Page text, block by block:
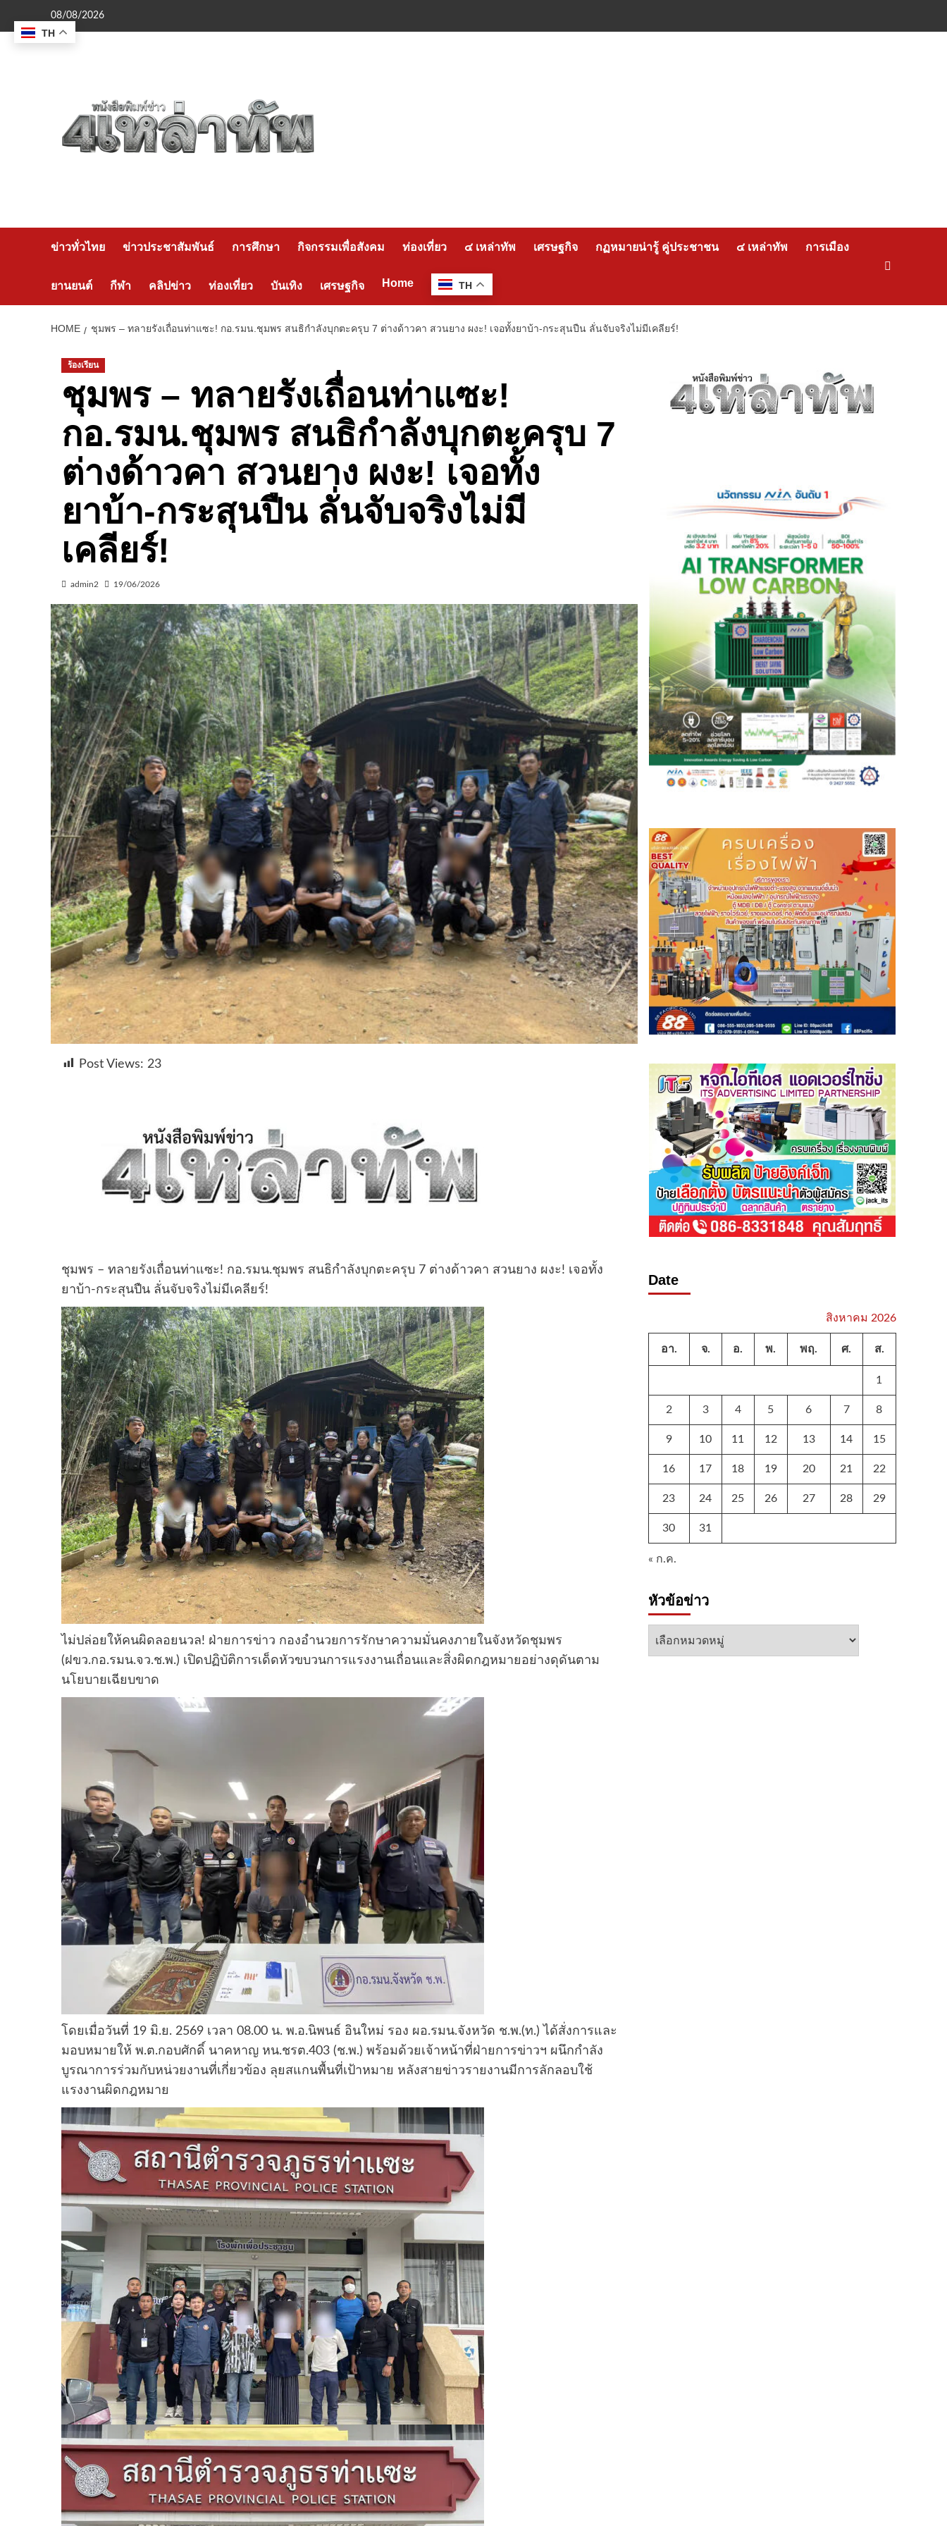
content
08/08/2026
ข่าวทั่วไทย ข่าวประชาสัมพันธ์ การศึกษา กิจกรรมเพื่อสังคม ท่องเที่ยว ๔ เหล่าทัพ เศรษฐกิจ กฏหมายน่ารู้ คู่ประชาชน ๔ เหล่าทัพ การเมือง
ยานยนต์ กีฬา คลิปข่าว ท่องเที่ยว บันเทิง เศรษฐกิจ Home TH
HOME ชุมพร – ทลายรังเถื่อนท่าแซะ! กอ.รมน.ชุมพร สนธิกำลังบุกตะครุบ 7 ต่างด้าวคา สวนยาง ผงะ! เจอทั้งยาบ้า-กระสุนปืน ลั่นจับจริงไม่มีเคลียร์!
ร้องเรียน
ชุมพร – ทลายรังเถื่อนท่าแซะ!
กอ.รมน.ชุมพร สนธิกำลังบุกตะครุบ 7
ต่างด้าวคา สวนยาง ผงะ! เจอทั้ง
ยาบ้า-กระสุนปืน ลั่นจับจริงไม่มี
เคลียร์!
admin2 19/06/2026
Post Views: 23
ชุมพร – ทลายรังเถื่อนท่าแซะ! กอ.รมน.ชุมพร สนธิกำลังบุกตะครุบ 7 ต่างด้าวคา สวนยาง ผงะ! เจอทั้ง
ยาบ้า-กระสุนปืน ลั่นจับจริงไม่มีเคลียร์!
ไม่ปล่อยให้คนผิดลอยนวล! ฝ่ายการข่าว กองอำนวยการรักษาความมั่นคงภายในจังหวัดชุมพร
(ฝขว.กอ.รมน.จว.ช.พ.) เปิดปฏิบัติการเด็ดหัวขบวนการแรงงานเถื่อนและสิ่งผิดกฎหมายอย่างดุดันตาม
นโยบายเฉียบขาด
โดยเมื่อวันที่ 19 มิ.ย. 2569 เวลา 08.00 น. พ.อ.นิพนธ์ อินใหม่ รอง ผอ.รมน.จังหวัด ช.พ.(ท.) ได้สั่งการและ
มอบหมายให้ พ.ต.กอบศักดิ์ นาคหาญ หน.ชรต.403 (ช.พ.) พร้อมด้วยเจ้าหน้าที่ฝ่ายการข่าวฯ ผนึกกำลัง
บูรณาการร่วมกับหน่วยงานที่เกี่ยวข้อง ลุยสแกนพื้นที่เป้าหมาย หลังสายข่าวรายงานมีการลักลอบใช้
แรงงานผิดกฎหมาย
Date
สิงหาคม 2026
อา. จ. อ. พ. พฤ. ศ. ส.
1
2 3 4 5 6 7 8
9 10 11 12 13 14 15
16 17 18 19 20 21 22
23 24 25 26 27 28 29
30 31
« ก.ค.
หัวข้อข่าว
หัวข้อ
TH